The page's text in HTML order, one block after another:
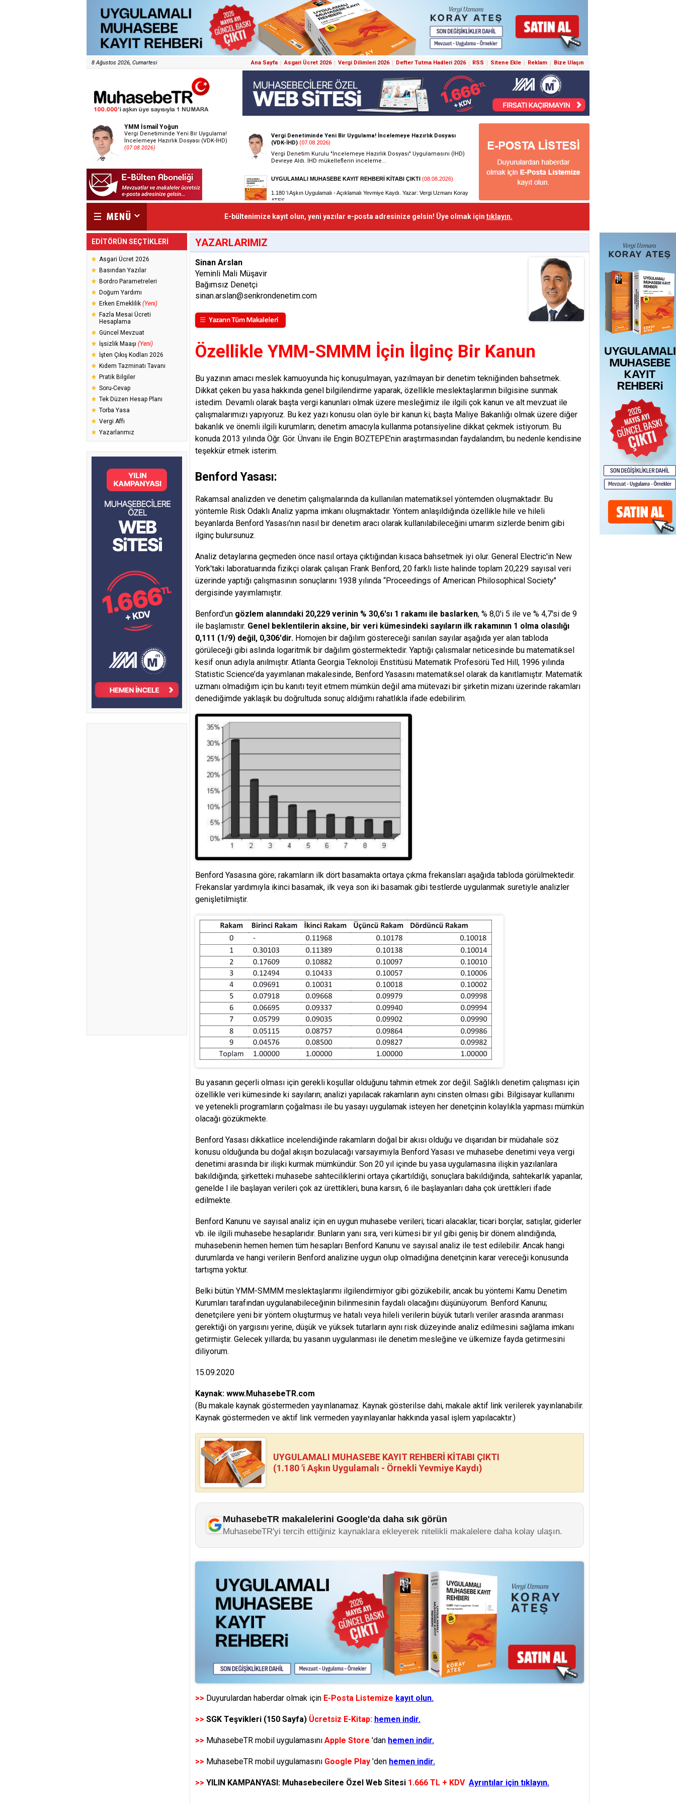
8 Ağustos 2026, Cumartesi Ana Sayfa Asgari Ücret 2026 Vergi Dilimleri 2026 Defter Tutma Hadleri 2026 RSS Sitene Ekle Reklam Bize Ulaşın
YMM İsmail Yoğun
Vergi Denetiminde Yeni Bir Uygulama!
İncelemeye Hazırlık Dosyası (VDK-İHD)
(07.08.2026)
E-bültenimize kayıt olun, yeni yazılar e-posta adresinize gelsin! Üye olmak için tıklayın.
EDİTÖRÜN SEÇTİKLERİ
Asgari Ücret 2026
Basından Yazılar
Bordro Parametreleri
Doğum Yardımı
Erken Emeklilik (Yeni)
Fazla Mesai Ücreti
Hesaplama
Güncel Mevzuat
İşsizlik Maaşı (Yeni)
İşten Çıkış Kodları 2026
Kıdem Tazminatı Tavanı
Pratik Bilgiler
Soru-Cevap
Tek Düzen Hesap Planı
Torba Yasa
Vergi Affı
Yazarlarımız
YAZARLARIMIZ
Sinan Arslan
Yeminli Mali Müşavir
Bağımsız Denetçi
sinan.arslan@senkrondenetim.com
Özellikle YMM-SMMM İçin İlginç Bir Kanun
Bu yazının amacı meslek kamuoyunda hiç konuşulmayan, yazılmayan bir denetim tekniğinden bahsetmek.
Dikkat çeken bu yasa hakkında genel bilgilendirme yaparak, özellikle meslektaşlarımın bilgisine sunmak
istedim. Devamlı olarak başta vergi kanunları olmak üzere mesleğimiz ile ilgili çok kanun ve alt mevzuat ile
çalışmalarımızı yapıyoruz. Bu kez yazı konusu olan öyle bir kanun ki; başta Maliye Bakanlığı olmak üzere diğer
bakanlık ve önemli ilgili kurumların; denetim amacıyla kullanma potansiyeline dikkat çekmek istiyorum. Bu
konuda 2013 yılında Öğr. Gör. Ünvanı ile Engin BOZTEPE’nin araştırmasından faydalandım, bu nedenle kendisine
teşekkür etmek isterim.
Benford Yasası:
Rakamsal analizden ve denetim çalışmalarında da kullanılan matematiksel yöntemden oluşmaktadır. Bu
yöntemle Risk Odaklı Analiz yapma imkanı oluşmaktadır. Yöntem anlaşıldığında özellikle hile ve hileli
beyanlarda Benford Yasası'nın nasıl bir denetim aracı olarak kullanılabileceğini umarım sizlerde benim gibi
ilginç bulursunuz.
Analiz detaylarına geçmeden önce nasıl ortaya çıktığından kısaca bahsetmek iyi olur. General Electric'in New
York'taki laboratuarında fizikçi olarak çalışan Frank Benford, 20 farklı liste halinde toplam 20,229 sayısal veri
üzerinde yaptığı çalışmasının sonuçlarını 1938 yılında “Proceedings of American Philosophical Society"
dergisinde yayımlamıştır.
Benford'un gözlem alanındaki 20,229 verinin % 30,6'sı 1 rakamı ile baslarken, % 8,0'i 5 ile ve % 4,7'si de 9
ile başlamıstır. Genel beklentilerin aksine, bir veri kümesindeki sayıların ilk rakamının 1 olma olasılığı
0,111 (1/9) değil, 0,306'dir. Homojen bir dağılım göstereceği sanılan sayılar aşağıda yer alan tabloda
görüleceği gibi aslında logaritmik bir dağılım göstermektedir. Yaptığı çalısmalar neticesinde bu matematiksel
kesif onun adıyla anılmıştır. Atlanta Georgia Teknoloji Enstitüsü Matematik Profesörü Ted Hill, 1996 yılında
Statistic Science’da yayımlanan makalesinde, Benford Yasasını matematiksel olarak da kanıtlamıştır. Matematik
uzmanı olmadığım için bu kanıtı teyit etmem mümkün değil ama mütevazi bir şirketin mizanı üzerinde rakamları
denediğimde yaklaşık bu doğrultuda sonuç aldığımı rahatlıkla ifade edebilirim.
Benford Yasasına göre; rakamların ilk dört basamakta ortaya çıkma frekansları aşağıda tabloda görülmektedir.
Frekanslar yardımıyla ikinci basamak, ilk veya son iki basamak gibi testlerde uygulanmak suretiyle analizler
genişletilmiştir.
Bu yasanın geçerli olması için gerekli koşullar olduğunu tahmin etmek zor değil. Sağlıklı denetim çalışması için
özellikle veri kümesinde ki sayıların; analizi yapılacak rakamların aynı cinsten olması gibi. Bilgisayar kullanımı
ve yetenekli programların çoğalması ile bu yasayı uygulamak isteyen her denetçinin kolaylıkla yapması mümkün
olacağı gözükmekte.
Benford Yasası dikkatlice incelendiğinde rakamların doğal bir akısı olduğu ve dışarıdan bir müdahale söz
konusu olduğunda bu doğal akışın bozulacağı varsayımıyla Benford Yasası ve muhasebe denetimi veya vergi
denetimi arasında bir ilişki kurmak mümkündür. Son 20 yıl içinde bu yasa uygulamasına ilişkin yazılanlara
bakıldığında; şirketteki muhasebe sahteciliklerini ortaya çıkartıldığı, sonuçlara bakıldığında, sahtekarlık yapanlar,
genelde l ile başlayan verileri çok az ürettikleri, buna karsın, 6 ile başlayanları daha çok ürettikleri ifade
edilmekte.
Benford Kanunu ve sayısal analiz için en uygun muhasebe verileri; ticari alacaklar, ticari borçlar, satışlar, giderler
vb. ile ilgili muhasebe hesaplarıdır. Bunların yanı sıra, veri kümesi bir yıl gibi geniş bir dönem alındığında,
muhasebenin hemen hemen tüm hesapları Benford Kanunu ve sayısal analiz ile test edilebilir. Ancak hangi
durumlarda ve hangi verilerin Benford analizine uygun olup olmadığına denetçinin karar vereceği konusunda
tartışma yoktur.
Belki bütün YMM-SMMM meslektaşlarımı ilgilendirmiyor gibi gözükebilir, ancak bu yöntemi Kamu Denetim
Kurumları tarafından uygulanabileceğinin bilinmesinin faydalı olacağını düşünüyorum. Benford Kanunu;
denetçilere yeni bir yöntem oluşturmuş ve hatalı veya hileli verilerin büyük tutarlı veriler arasında aranması
gerektiği ön yargısını yerine, düşük ve yüksek tutarların aynı risk düzeyinde analiz edilmesini sağlama imkanı
getirmiştir. Gelecek yıllarda; bu yasanın uygulanması ile denetim mesleğine ve ülkemize fayda getirmesini
diliyorum.
15.09.2020
Kaynak: www.MuhasebeTR.com
(Bu makale kaynak göstermeden yayınlanamaz. Kaynak gösterilse dahi, makale aktif link verilerek yayınlanabilir.
Kaynak göstermeden ve aktif link vermeden yayınlayanlar hakkında yasal işlem yapılacaktır.)
UYGULAMALI MUHASEBE KAYIT REHBERİ KİTABI ÇIKTI
(1.180 'i Aşkın Uygulamalı - Örnekli Yevmiye Kaydı)
MuhasebeTR makalelerini Google'da daha sık görün
MuhasebeTR'yi tercih ettiğiniz kaynaklara ekleyerek nitelikli makalelere daha kolay ulaşın.
>> Duyurulardan haberdar olmak için E-Posta Listemize kayıt olun.
>> SGK Teşvikleri (150 Sayfa) Ücretsiz E-Kitap: hemen indir.
>> MuhasebeTR mobil uygulamasını Apple Store 'dan hemen indir.
>> MuhasebeTR mobil uygulamasını Google Play 'den hemen indir.
>> YILIN KAMPANYASI: Muhasebecilere Özel Web Sitesi 1.666 TL + KDV Ayrıntılar için tıklayın.